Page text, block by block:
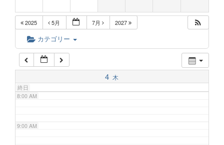
2025 5月 7月 2027
カテゴリー
4 木
終日
6:00 AM
7:00 AM
8:00 AM
9:00 AM